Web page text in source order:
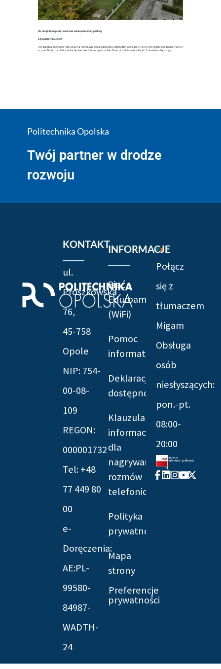
Na drugim kampusie powstanie wielopoziomowy parking
13 października 2025
Ponad 300 samochodów zmieści się na nowym, wielopoziomowym parkingu, który powstanie na terenie drugiego kampusu naszej
uczelni. Na ten cel Politechnika Opolska właśnie otrzymała blisko 13 mln zł z Ministerstwa Nauki i Szkolnictwa Wyższego.
Politechnika Opolska
Twój partner w drodze
rozwoju
KONTAKT
ul.
Prószkowska
76,
45-758
Opole
NIP: 754-
00-08-
109
REGON:
000001732
Tel: +48
77 449 80
00
e-
Doręczenia:
AE:PL-
99580-
84987-
WADTH-
24
INFORMACJE
Sieć
Eduroam
(WiFi)
Pomoc
informatyczna
Deklaracja
dostępności
Klauzula
informacyjna
dla
nagrywania
rozmów
telefonicznych
Polityka
prywatności
Mapa
strony
Preferencje
prywatności
Połącz
się z
tłumaczem
Migam
Obsługa
osób
niesłyszących:
pon.-pt.
08:00-
20:00
Facebook-
f
Linkedin
Instagram
Youtube
X-
twitter